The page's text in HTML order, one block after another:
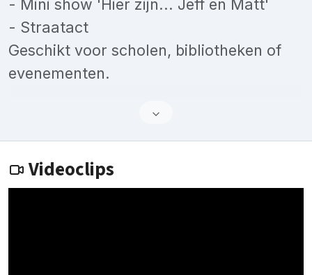
- Mini show 'Hier zijn... Jeff en Matt'
- Straatact
Geschikt voor scholen, bibliotheken of
evenementen.
Videoclips